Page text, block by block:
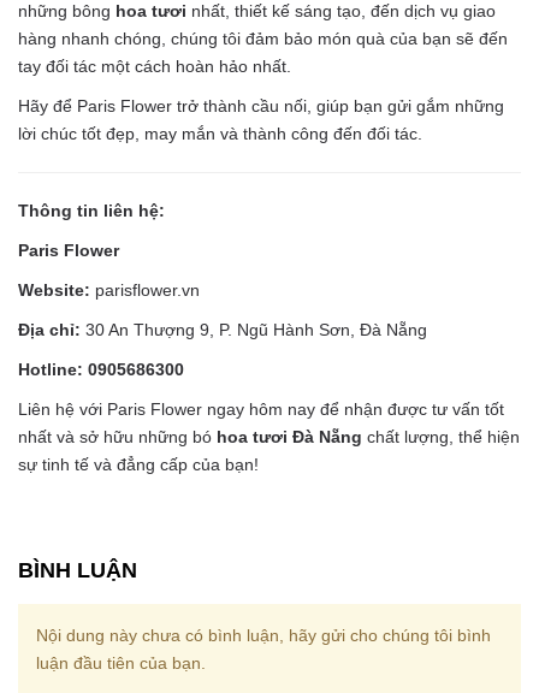
những bông hoa tươi nhất, thiết kế sáng tạo, đến dịch vụ giao
hàng nhanh chóng, chúng tôi đảm bảo món quà của bạn sẽ đến
tay đối tác một cách hoàn hảo nhất.
Hãy để Paris Flower trở thành cầu nối, giúp bạn gửi gắm những
lời chúc tốt đẹp, may mắn và thành công đến đối tác.
Thông tin liên hệ:
Paris Flower
Website: parisflower.vn
Địa chỉ: 30 An Thượng 9, P. Ngũ Hành Sơn, Đà Nẵng
Hotline: 0905686300
Liên hệ với Paris Flower ngay hôm nay để nhận được tư vấn tốt
nhất và sở hữu những bó hoa tươi Đà Nẵng chất lượng, thể hiện
sự tinh tế và đẳng cấp của bạn!
BÌNH LUẬN
Nội dung này chưa có bình luận, hãy gửi cho chúng tôi bình
luận đầu tiên của bạn.